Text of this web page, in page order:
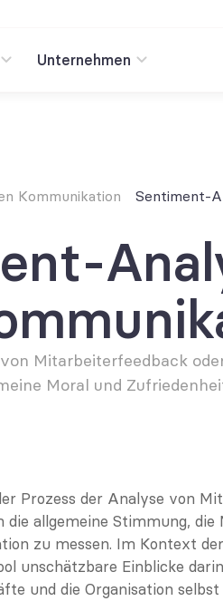
Unternehmen
Kommunikation Sentiment-
Mitarbeiterfeedback
Moral und
Prozess der Analyse von
allgemeine Stimmung,
zu messen. Im Kontext
unschätzbare Einblicke
und die Organisation